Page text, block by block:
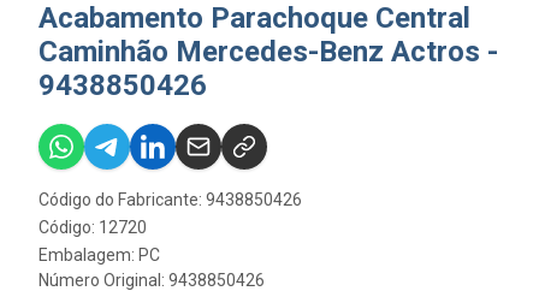
Acabamento Parachoque Central
Caminhão Mercedes-Benz Actros -
9438850426
Código do Fabricante: 9438850426
Código: 12720
Embalagem: PC
Número Original: 9438850426